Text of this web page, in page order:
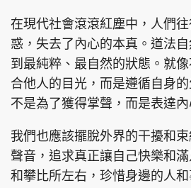
在現代社會滾滾紅塵中，人們
惑，失去了內心的本真。道法
到最純粹、最自然的狀態。就
合他人的目光，而是遵循自身
不是為了獲得掌聲，而是表達內
我們也應該擺脫外界的干擾和
聲音，追求真正讓自己快樂和
和攀比所左右，珍惜身邊的人